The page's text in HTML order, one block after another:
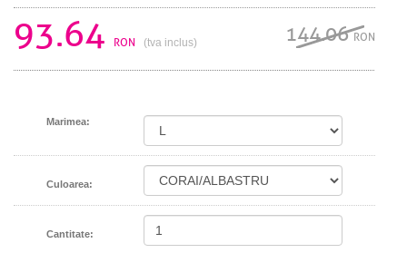
93.64 RON (tva inclus) 144.06RON
Marimea:
Culoarea:
Cantitate: